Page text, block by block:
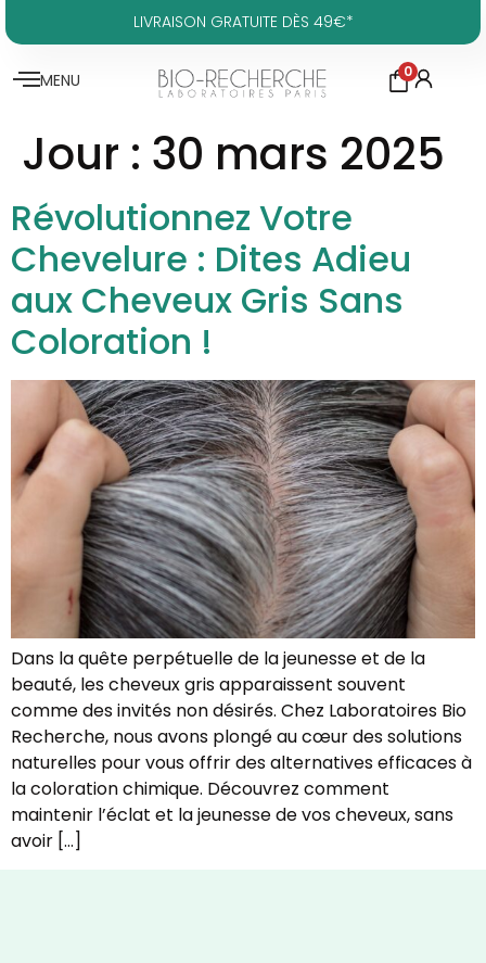
LIVRAISON GRATUITE DÈS 49€*
MENU 0
Jour : 30 mars 2025
Révolutionnez Votre
Chevelure : Dites Adieu
aux Cheveux Gris Sans
Coloration !
Dans la quête perpétuelle de la jeunesse et de la
beauté, les cheveux gris apparaissent souvent
comme des invités non désirés. Chez Laboratoires Bio
Recherche, nous avons plongé au cœur des solutions
naturelles pour vous offrir des alternatives efficaces à
la coloration chimique. Découvrez comment
maintenir l’éclat et la jeunesse de vos cheveux, sans
avoir […]